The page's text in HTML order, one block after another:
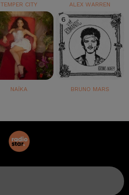
TEMPER CITY ALEX WARREN
NAÏKA
6
BRUNO MARS